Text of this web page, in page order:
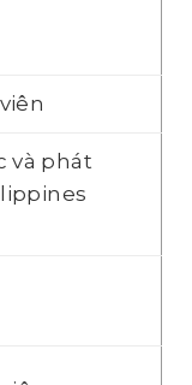
và phát